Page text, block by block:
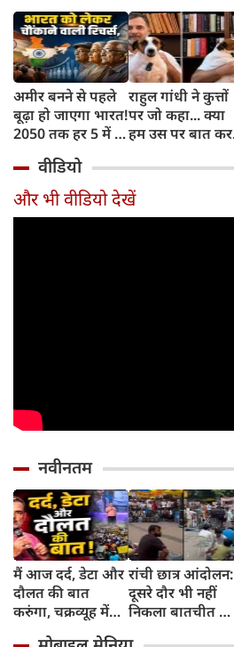
अमीर बनने से पहले
बूढ़ा हो जाएगा भारत!
2050 तक हर 5 में 1
साल से ज्यादा उम्र का
राहुल गांधी ने कुत्तों
पर जो कहा... क्या
हम उस पर बात कर
वीडियो
और भी वीडियो देखें
नवीनतम
मैं आज दर्द, डेटा और
दौलत की बात
करुंगा, चक्रव्यूह में
रांची छात्र आंदोलन:
दूसरे दौर भी नहीं
निकला बातचीत का